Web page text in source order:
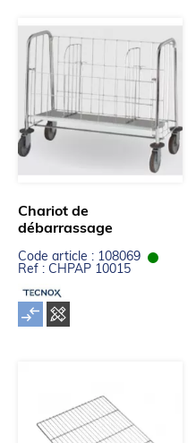
Chariot de
débarrassage
Code article : 108069
Ref : CHPAP 10015